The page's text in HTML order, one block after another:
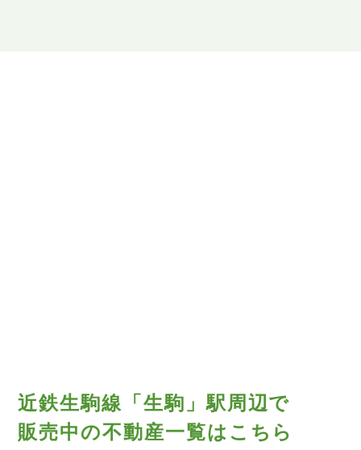
近鉄生駒線「生駒」駅周辺で
販売中の不動産一覧はこちら